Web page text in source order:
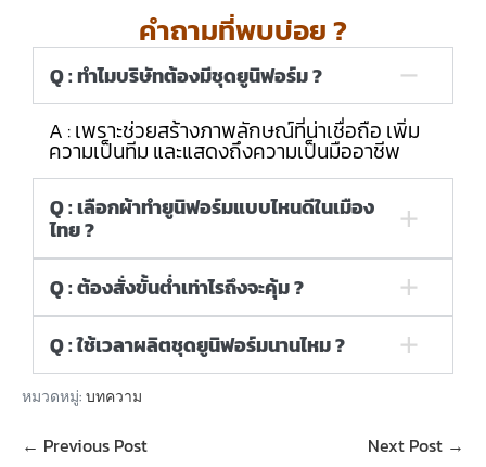
คำถามที่พบบ่อย ?
Q : ทำไมบริษัทต้องมีชุดยูนิฟอร์ม ?
A : เพราะช่วยสร้างภาพลักษณ์ที่น่าเชื่อถือ เพิ่ม
ความเป็นทีม และแสดงถึงความเป็นมืออาชีพ
Q : เลือกผ้าทำยูนิฟอร์มแบบไหนดีในเมือง
ไทย ?
Q : ต้องสั่งขั้นต่ำเท่าไรถึงจะคุ้ม ?
Q : ใช้เวลาผลิตชุดยูนิฟอร์มนานไหม ?
หมวดหมู่:บทความ
← Previous Post Next Post →